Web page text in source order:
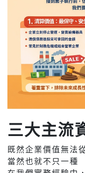
三大主流
既然企業價值無法
當然也就不只一種